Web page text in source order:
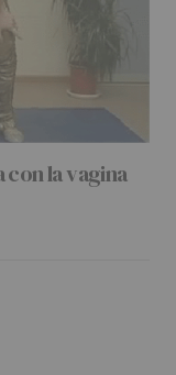
con la vagina